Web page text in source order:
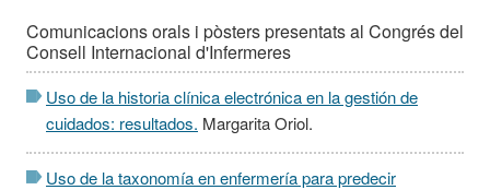
Comunicacions orals i pòsters presentats al Congrés del
Consell Internacional d'Infermeres
Uso de la historia clínica electrónica en la gestión de
cuidados: resultados. Margarita Oriol.
Uso de la taxonomía en enfermería para predecir